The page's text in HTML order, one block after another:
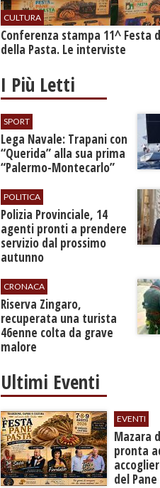
CULTURA
Conferenza stampa 11^ Festa
della Pasta. Le interviste
I Più Letti
SPORT
​Lega Navale: Trapani con
“Querida” alla sua prima
“Palermo-Montecarlo”
POLITICA
​Polizia Provinciale, 14
agenti pronti a prendere
servizio dal prossimo
autunno
CRONACA
​Riserva Zingaro,
recuperata una turista
46enne colta da grave
malore
Ultimi Eventi
EVENTI
Mazara
pronta
del